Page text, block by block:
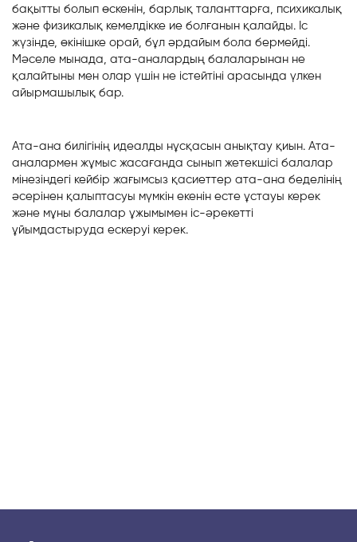
бақытты болып өскенін, барлық таланттарға, психикалық
және физикалық кемелдікке ие болғанын қалайды. Іс
жүзінде, өкінішке орай, бұл әрдайым бола бермейді.
Мәселе мынада, ата-аналардың балаларынан не
қалайтыны мен олар үшін не істейтіні арасында үлкен
айырмашылық бар.
Ата-ана билігінің идеалды нұсқасын анықтау қиын. Ата-
аналармен жұмыс жасағанда сынып жетекшісі балалар
мінезіндегі кейбір жағымсыз қасиеттер ата-ана беделінің
әсерінен қалыптасуы мүмкін екенін есте ұстауы керек
және мұны балалар ұжымымен іс-әрекетті
ұйымдастыруда ескеруі керек.